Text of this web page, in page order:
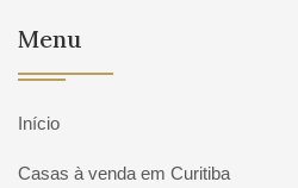
Menu
Início
Casas à venda em Curitiba